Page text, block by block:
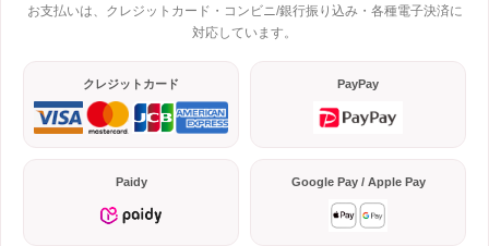
お支払いは、クレジットカード・コンビニ/銀行振り込み・各種電子決済に
対応しています。
クレジットカード PayPay
Paidy Google Pay / Apple Pay